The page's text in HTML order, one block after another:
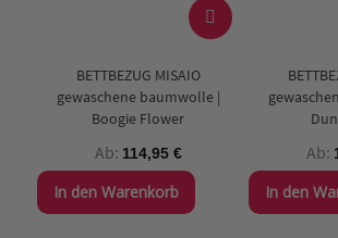
BETTBEZUG MISAIO
gewaschene baumwolle |
Boogie Flower
Ab 114,95 €
In den Warenkorb
Ab
In den